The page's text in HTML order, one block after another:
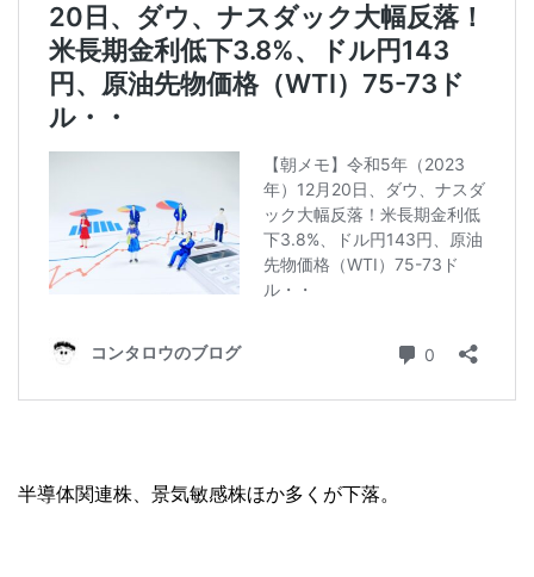
半導体関連株、景気敏感株ほか多くが下落。